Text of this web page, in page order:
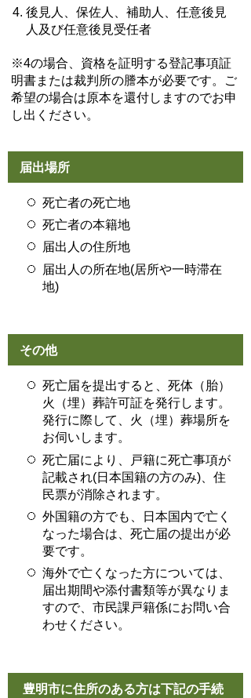
後見人、保佐人、補助人、任意後見
人及び任意後見受任者
※4の場合、資格を証明する登記事項証
明書または裁判所の謄本が必要です。ご
希望の場合は原本を還付しますのでお申
し出ください。
届出場所
死亡者の死亡地
死亡者の本籍地
届出人の住所地
届出人の所在地(居所や一時滞在
地)
その他
死亡届を提出すると、死体（胎）
火（埋）葬許可証を発行します。
発行に際して、火（埋）葬場所を
お伺いします。
死亡届により、戸籍に死亡事項が
記載され(日本国籍の方のみ)、住
民票が消除されます。
外国籍の方でも、日本国内で亡く
なった場合は、死亡届の提出が必
要です。
海外で亡くなった方については、
届出期間や添付書類等が異なりま
すので、市民課戸籍係にお問い合
わせください。
豊明市に住所のある方は下記の手続